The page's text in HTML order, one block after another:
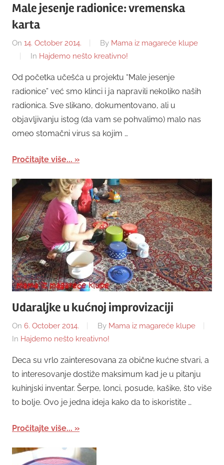
Male jesenje radionice: vremenska
karta
On 14. October 2014. By Mama iz magareće klupe
In Hajdemo nešto kreativno!
Od početka učešća u projektu “Male jesenje
radionice” već smo klinci i ja napravili nekoliko naših
radionica. Sve slikano, dokumentovano, ali u
objavljivanju istog (da vam se pohvalimo) malo nas
omeo stomačni virus sa kojim …
Pročitajte više...
Udaraljke u kućnoj improvizaciji
On 6. October 2014. By Mama iz magareće klupe
In Hajdemo nešto kreativno!
Deca su vrlo zainteresovana za obične kućne stvari, a
to interesovanje dostiže maksimum kad je u pitanju
kuhinjski inventar. Šerpe, lonci, posude, kašike, što više
to bolje. Ovo je jedna ideja kako da to iskoristite …
Pročitajte više...